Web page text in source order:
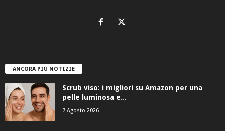
ANCORA PIÙ NOTIZIE
Scrub viso: i migliori su Amazon per una
pelle luminosa e...
7 Agosto 2026